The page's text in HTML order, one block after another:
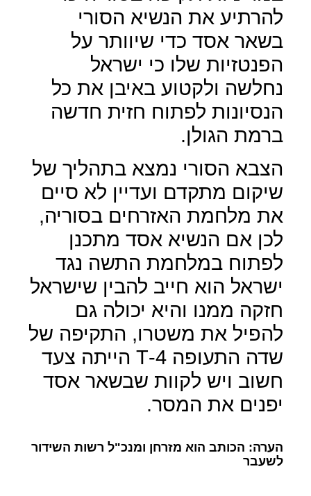
להרתיע את הנשיא הסורי
בשאר אסד כדי שיוותר על
הפנטזיות שלו כי ישראל
נחלשה ולקטוע באיבן את כל
הנסיונות לפתוח חזית חדשה
ברמת הגולן.
הצבא הסורי נמצא בתהליך של
שיקום מתקדם ועדיין לא סיים
את מלחמת האזרחים בסוריה,
לכן אם הנשיא אסד מתכנן
לפתוח במלחמת התשה נגד
ישראל הוא חייב להבין שישראל
חזקה ממנו והיא יכולה גם
להפיל את משטרו, התקיפה של
שדה התעופה 4-
T הייתה צעד
חשוב ויש לקוות שבשאר אסד
יפנים את המסר.
הערה: הכותב הוא מזרחן ומנכ"ל רשות השידור
לשעבר